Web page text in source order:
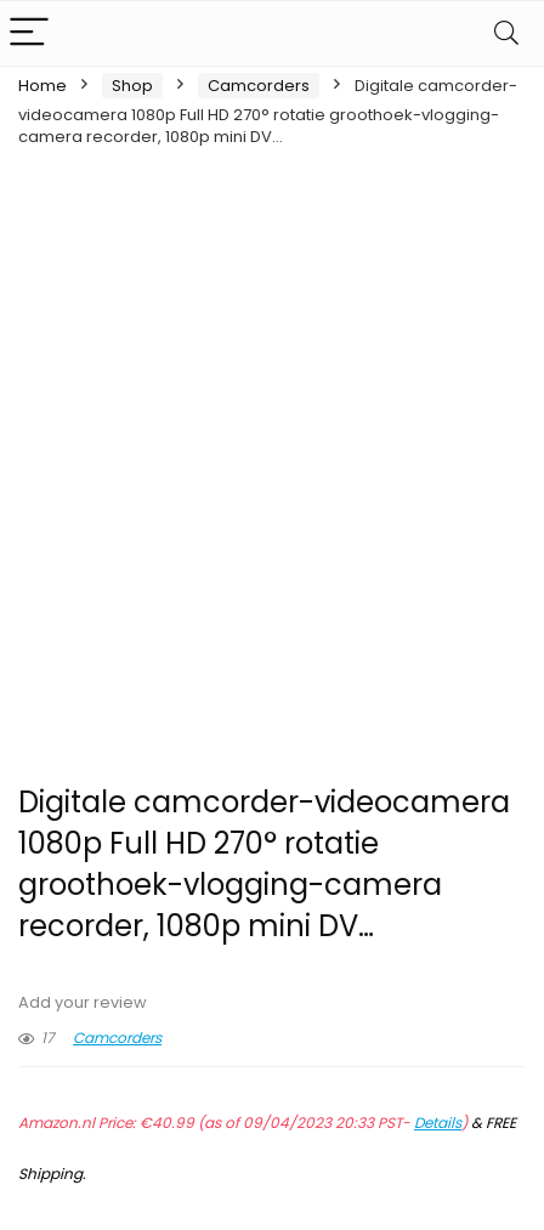
Home Shop Camcorders
Digitale camcorder-
videocamera 1080p Full HD 270° rotatie groothoek-vlogging-
camera recorder, 1080p mini DV…
Digitale camcorder-videocamera
1080p Full HD 270° rotatie
groothoek-vlogging-camera
recorder, 1080p mini DV…
Add your review
17
Camcorders
Amazon.nl Price:€40.99(as of 09/04/2023 20:33 PST- Details)&FREE
Shipping.